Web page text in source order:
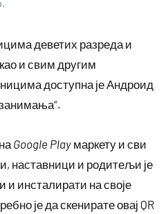
деветих разреда и
и свим другим
доступна је Андроид
Google Play маркету и сви
наставници и родитељи је
и инсталирати на своје
је да скенирате овај QR